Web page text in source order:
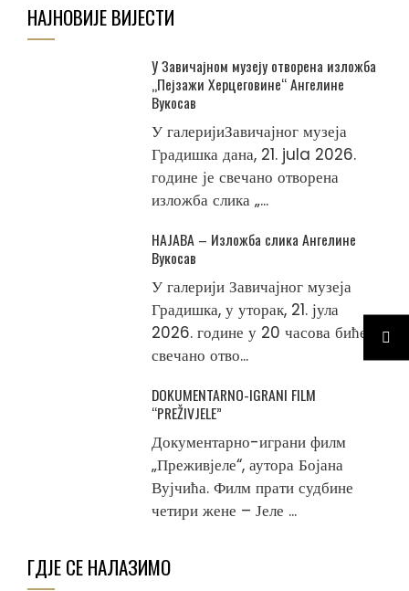
НАЈНОВИЈЕ ВИЈЕСТИ
У Завичајном музеју отворена изложба
„Пејзажи Херцеговине“ Ангелине
Вукосав
У галеријиЗавичајног музеја
Градишка дана, 21. jula 2026.
године је свечано отворена
изложба слика „...
НАЈАВА – Изложба слика Ангелине
Вукосав
У галерији Завичајног музеја
Градишка, у уторак, 21. јула
2026. године у 20 часова биће
свечано отво...
DOKUMENTARNO-IGRANI FILM
“PREŽIVJELE”
Документарно-играни филм
„Преживјеле“, аутора Бојана
Вујчића. Филм прати судбине
четири жене – Јеле ...
ГДЈЕ СЕ НАЛАЗИМО